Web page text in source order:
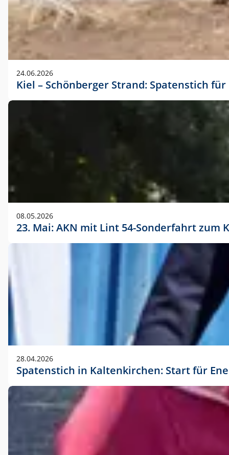
24.06.2026
Kiel – Schönberger Strand: Spatenstich
08.05.2026
23. Mai: AKN mit Lint 54-Sonderfahrt
28.04.2026
Spatenstich in Kaltenkirchen: Start für